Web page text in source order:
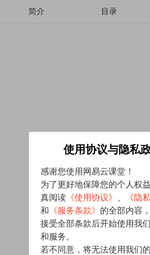
简介 目录
使用协议与隐私
感谢您使用网易云课堂！
为了更好地保障您的个人权
真阅读 《使用协议》 、
《隐
和 《服务条款》 的全部内容
接受全部条款后开始使用我
和服务。
若不同意，将无法使用我们